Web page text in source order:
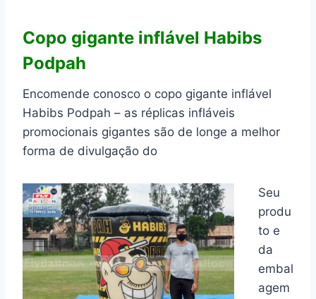
Copo gigante inflável Habibs
Podpah
Encomende conosco o copo gigante inflável
Habibs Podpah – as réplicas infláveis
promocionais gigantes são de longe a melhor
forma de divulgação do
Seu
produ
to e
da
embal
agem